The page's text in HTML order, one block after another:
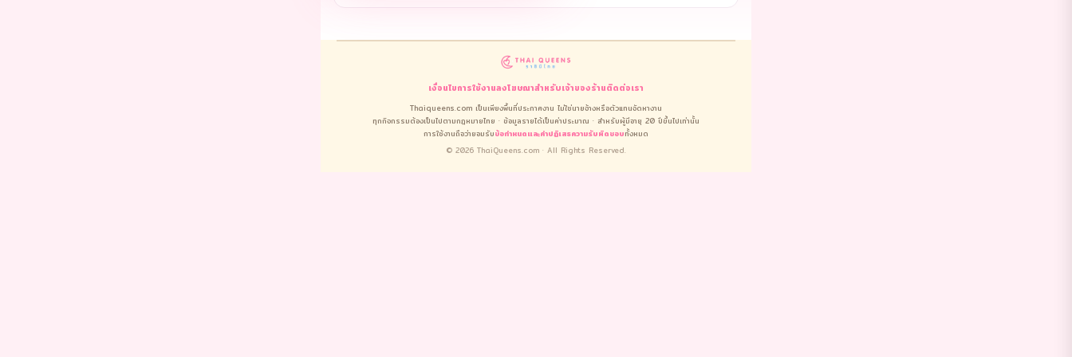
เงื่อนไขการใช้งานลงโฆษณาสำหรับเจ้าของร้านติดต่อเรา
Thaiqueens.com เป็นเพียงพื้นที่ประกาศงาน ไม่ใช่นายจ้างหรือตัวแทนจัดหางาน
ทุกกิจกรรมต้องเป็นไปตามกฎหมายไทย · ข้อมูลรายได้เป็นค่าประมาณ · สำหรับผู้มีอายุ 20 ปีขึ้นไปเท่านั้น
การใช้งานถือว่ายอมรับข้อกำหนดและคำปฏิเสธความรับผิดชอบทั้งหมด
© 2026 ThaiQueens.com · All Rights Reserved.